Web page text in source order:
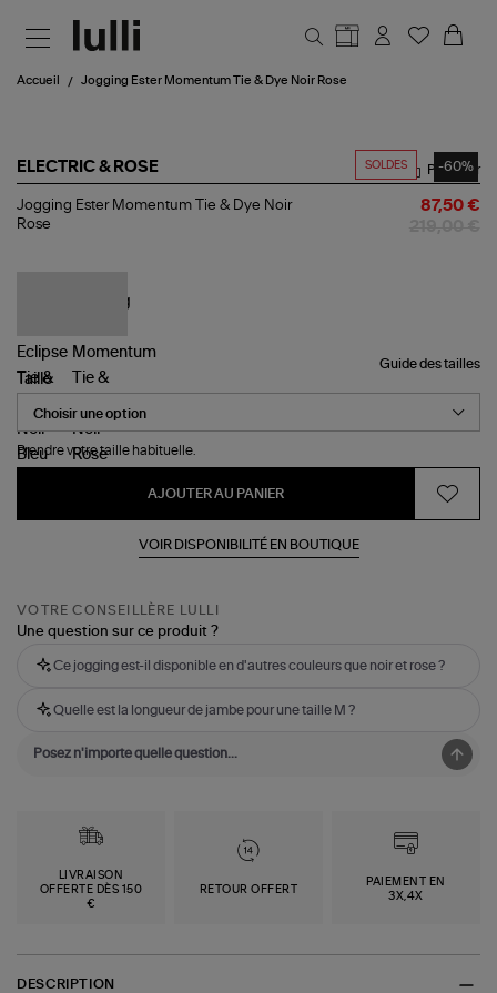
Accueil Jogging Ester Momentum Tie & Dye Noir Rose
SOLDES -60%
ELECTRIC & ROSE
Jogging
Ester
Partager
Jogging Ester Momentum Tie & Dye Noir
Rose
87,50 €
Guide des tailles
Taille
Prendre votre taille habituelle.
AJOUTER AU PANIER
VOIR DISPONIBILITÉ EN BOUTIQUE
VOTRE CONSEILLÈRE LULLI
Une question sur ce produit ?
Ce jogging est-il disponible en d'autres couleurs que noir et rose ?
Quelle est la longueur de jambe pour une taille M ?
LIVRAISON
OFFERTE DÈS 150
€
RETOUR OFFERT
PAIEMENT EN
3X,4X
DESCRIPTION